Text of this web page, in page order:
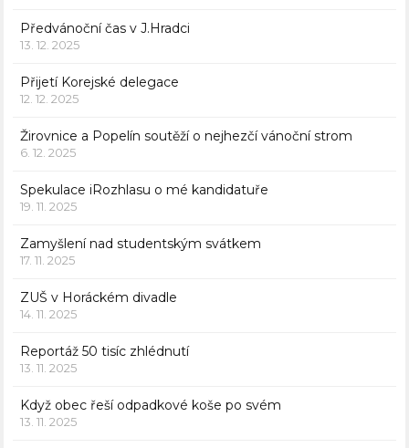
Předvánoční čas v J.Hradci
13. 12. 2025
Přijetí Korejské delegace
12. 12. 2025
Žirovnice a Popelín soutěží o nejhezčí vánoční strom
6. 12. 2025
Spekulace iRozhlasu o mé kandidatuře
19. 11. 2025
Zamyšlení nad studentským svátkem
17. 11. 2025
ZUŠ v Horáckém divadle
14. 11. 2025
Reportáž 50 tisíc zhlédnutí
13. 11. 2025
Když obec řeší odpadkové koše po svém
13. 11. 2025